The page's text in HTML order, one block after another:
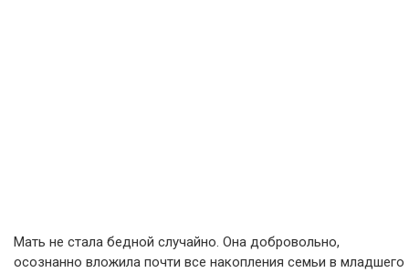
Мать не стала бедной случайно. Она добровольно,
осознанно вложила почти все накопления семьи в младшего